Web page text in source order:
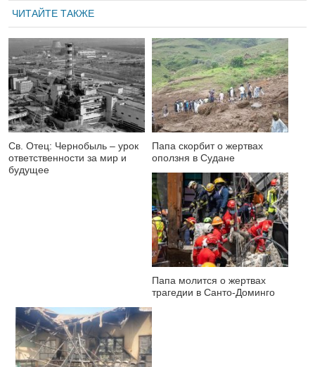
ЧИТАЙТЕ ТАКЖЕ
Св. Отец: Чернобыль – урок
ответственности за мир и
будущее
Папа скорбит о жертвах
оползня в Судане
Папа молится о жертвах
трагедии в Санто-Доминго